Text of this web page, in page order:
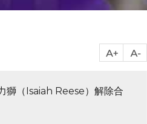
獅（Isaiah Reese）解除合